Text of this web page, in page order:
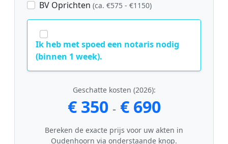
BV Oprichten (ca. €575 - €1150)
Ik heb met spoed een notaris nodig
(binnen 1 week).
Geschatte kosten (2026):
€ 350 - € 690
Bereken de exacte prijs voor uw akten in
Oudenhoorn via onderstaande knop.